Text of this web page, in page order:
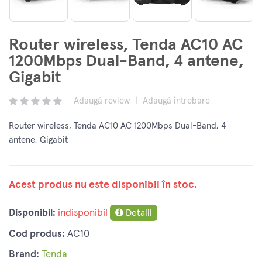
Router wireless, Tenda AC10 AC
1200Mbps Dual-Band, 4 antene,
Gigabit
Adaugă review Adaugă întrebare
Router wireless, Tenda AC10 AC 1200Mbps Dual-Band, 4
antene, Gigabit
Acest produs nu este disponibil în stoc.
Disponibil: indisponibil Detalii
Cod produs: AC10
Brand: Tenda